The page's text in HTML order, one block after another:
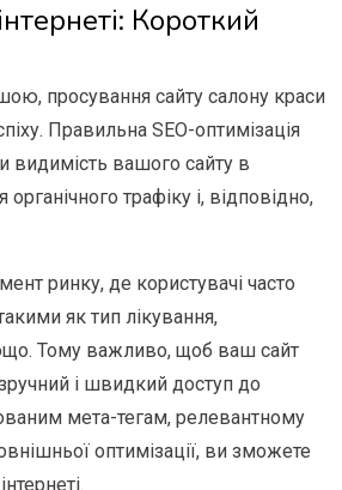
Короткий
просування сайту салону краси
Правильна SEO-оптимізація
видимість вашого сайту в
трафіку і, відповідно,
ринку, де користувачі часто
як тип лікування,
Тому важливо, щоб ваш сайт
і швидкий доступ до
мета-тегам, релевантному
оптимізації, ви зможете